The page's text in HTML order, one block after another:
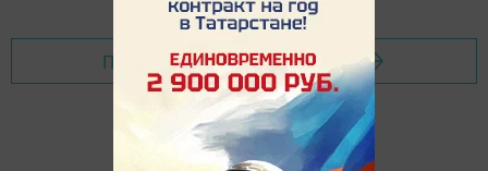
Перейти на страницу новости